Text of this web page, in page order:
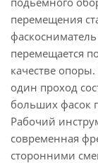
перемещения
перемещается
качестве
один проход
больших фасок
Рабочий
современная
сторонними